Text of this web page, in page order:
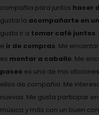
compañia para juntos hacer
gustaría acompañarte en
gusta ir a tomar café juntos
e ir de compras. Me
es montar a caballo. Me
paseo es una de mis
ellos de compañia. Me
nuevas. Me gusta participar
música y más con un buen